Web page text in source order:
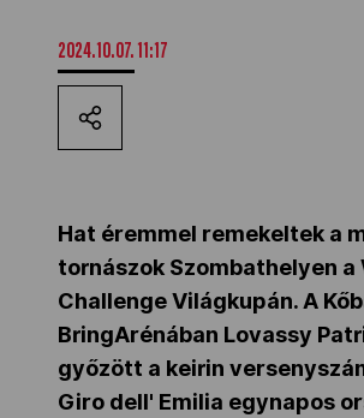
Kettőskarrier-program
NOB
Társszervezetek
OVEP
Adatbank
2024.10.07. 11:17
Hat éremmel remekeltek a
tornászok Szombathelyen a
Challenge Világkupán. A
BringArénában Lovassy
győzött a keirin
Giro dell' Emilia egynapos